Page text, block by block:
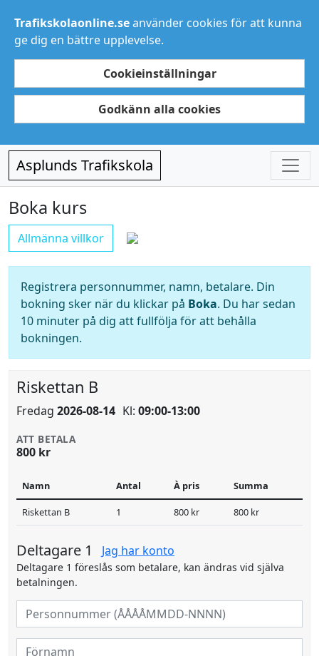
Trafikskolaonline.seanvänder cookies för att kunna
ge dig en bättre upplevelse.
Cookieinställningar
Godkänn alla cookies
Asplunds Trafikskola
Boka kurs
Allmänna villkor
Registrera personnummer, namn, betalare. Din
bokning sker när du klickar på Boka. Du har sedan
10 minuter på dig att fullfölja för att behålla
bokningen.
Riskettan B
Fredag 2026-08-14 Kl: 09:00-13:00
ATT BETALA
800 kr
Namn Antal À pris Summa
Riskettan B 1 800 kr 800 kr
Deltagare 1 Jag har konto
Deltagare 1 föreslås som betalare, kan ändras vid själva
betalningen.